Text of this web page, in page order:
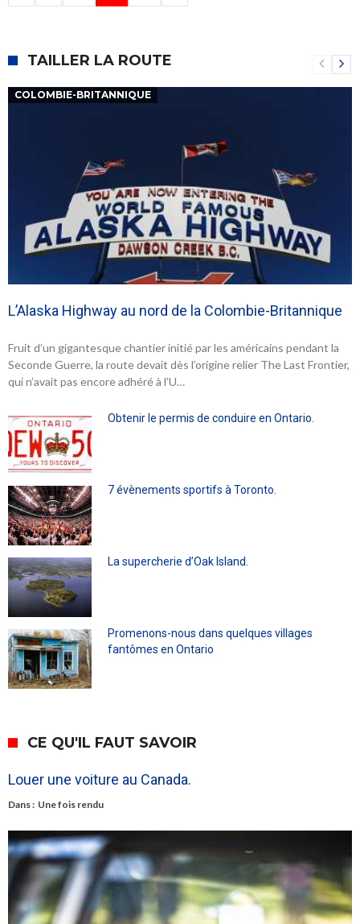
TAILLER LA ROUTE
COLOMBIE-BRITANNIQUE
L’Alaska Highway au nord de la Colombie-Britannique
Fruit d’un gigantesque chantier initié par les américains pendant la
Seconde Guerre, la route devait dès l’origine relier The Last Frontier,
qui n’avait pas encore adhéré à l’U…
Obtenir le permis de conduire en Ontario.
7 évènements sportifs à Toronto.
La supercherie d’Oak Island.
Promenons-nous dans quelques villages
fantômes en Ontario
CE QU'IL FAUT SAVOIR
Louer une voiture au Canada.
Dans : Une fois rendu